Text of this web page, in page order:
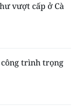
vượt cấp ở Cà
trình trọng